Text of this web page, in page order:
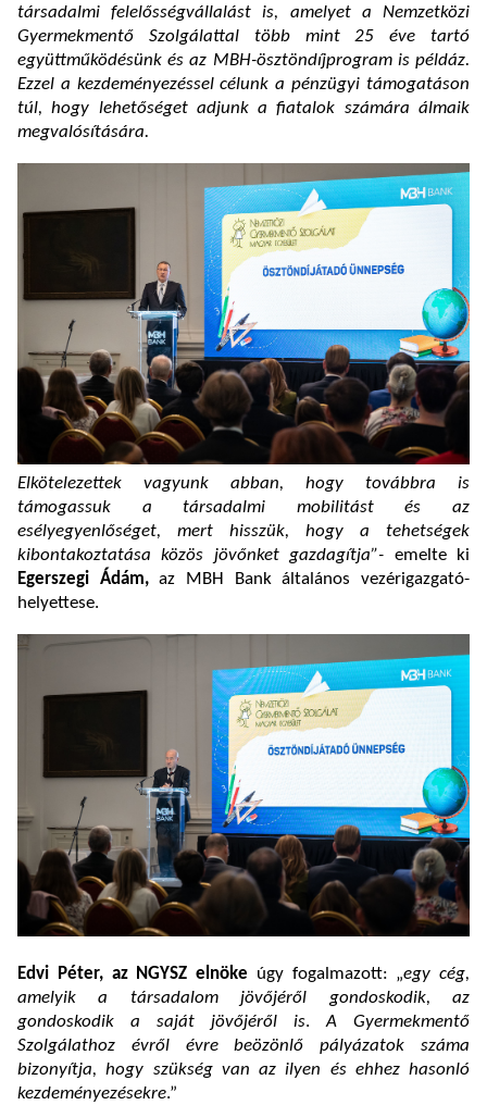
társadalmi felelősségvállalást is, amelyet a Nemzetközi
Gyermekmentő Szolgálattal több mint 25 éve tartó
együttműködésünk és az MBH-ösztöndíjprogram is példáz.
Ezzel a kezdeményezéssel célunk a pénzügyi támogatáson
túl, hogy lehetőséget adjunk a fiatalok számára álmaik
megvalósítására.
Elkötelezettek vagyunk abban, hogy továbbra is
támogassuk a társadalmi mobilitást és az
esélyegyenlőséget, mert hisszük, hogy a tehetségek
kibontakoztatása közös jövőnket gazdagítja”- emelte ki
Egerszegi Ádám,az MBH Bank általános vezérigazgató-
helyettese.
Edvi Péter, az NGYSZ elnöke úgy fogalmazott: „egy cég,
amelyik a társadalom jövőjéről gondoskodik, az
gondoskodik a saját jövőjéről is.A Gyermekmentő
Szolgálathoz évről évre beözönlő pályázatok száma
bizonyítja, hogy szükség van az ilyen és ehhez hasonló
kezdeményezésekre.”